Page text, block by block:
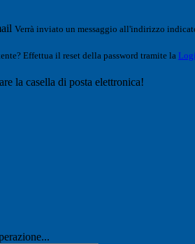
Verrà inviato un messaggio all'indirizzo
Effettua il reset della password tramite la
la casella di posta elettronica!